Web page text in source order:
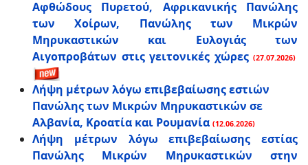
Αφθώδους Πυρετού, Αφρικανικής Πανώλης
των Χοίρων, Πανώλης των Μικρών
Μηρυκαστικών και Ευλογιάς των
Αιγοπροβάτων στις γειτονικές χώρες (27.07.2026)
Λήψη μέτρων λόγω επιβεβαίωσης εστιών
Πανώλης των Μικρών Μηρυκαστικών σε
Αλβανία, Κροατία και Ρουμανία (12.06.2026)
Λήψη μέτρων λόγω επιβεβαίωσης εστίας
Πανώλης Μικρών Μηρυκαστικών στην